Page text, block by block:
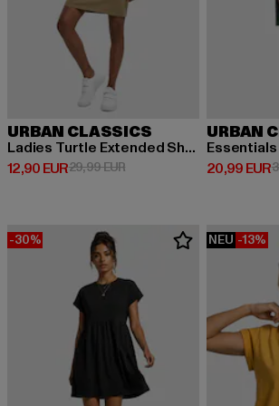
URBAN CLASSICS
Ladies Turtle Extended Shoulder
12,90 EUR
Derzeitiger Preis: 12,90 EUR
29,99 EURAktionspreis: 29,99 EUR
URBAN
20,99 EUR
Derzeitiger
-30% NEU -13%